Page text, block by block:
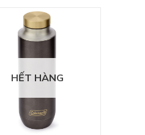
HẾT HÀNG